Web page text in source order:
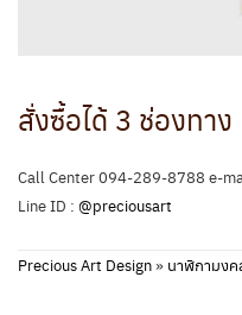
สั่งซื้อได้ 3 ช่องทาง
Call Center 094-289-8788 e-
Line ID : @preciousart
Precious Art Design» นาฬิกามง